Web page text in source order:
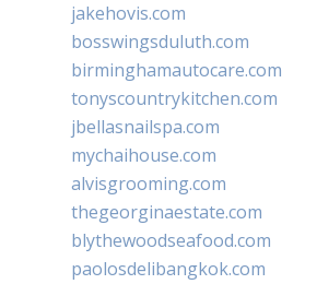
jakehovis.com
bosswingsduluth.com
birminghamautocare.com
tonyscountrykitchen.com
jbellasnailspa.com
mychaihouse.com
alvisgrooming.com
thegeorginaestate.com
blythewoodseafood.com
paolosdelibangkok.com